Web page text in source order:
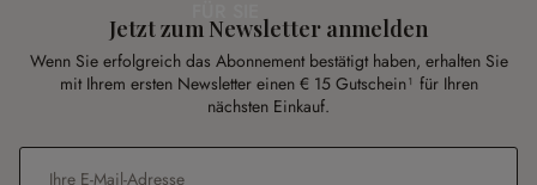
Jetzt zum Newsletter anmelden
Wenn Sie erfolgreich das Abonnement bestätigt haben, erhalten Sie
mit Ihrem ersten Newsletter einen € 15 Gutschein¹ für Ihren
nächsten Einkauf.
E-Mail-Adresse*